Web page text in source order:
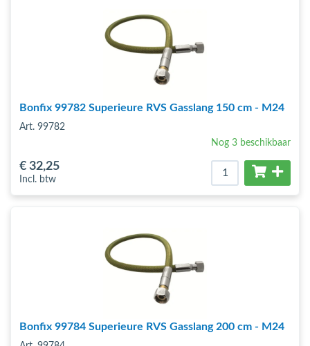
Bonfix 99782 Superieure RVS Gasslang 150 cm - M24
Art. 99782
Nog 3 beschikbaar
€ 32,25
Incl. btw
Bonfix 99784 Superieure RVS Gasslang 200 cm - M24